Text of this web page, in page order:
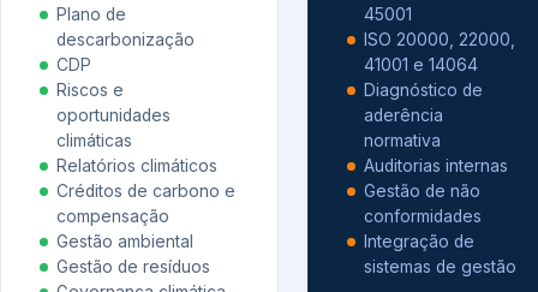
Plano de
descarbonização
CDP
Riscos e
oportunidades
climáticas
Relatórios climáticos
Créditos de carbono e
compensação
Gestão ambiental
Gestão de resíduos
45001
ISO 20000, 22000,
41001 e 14064
Diagnóstico de
aderência
normativa
Auditorias internas
Gestão de não
conformidades
Integração de
sistemas de gestão